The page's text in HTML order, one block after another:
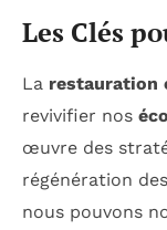
Les Clés
La restauration
revivifier nos
œuvre des
régénération des
nous pouvons